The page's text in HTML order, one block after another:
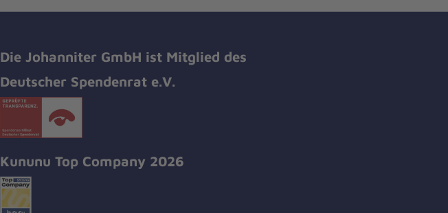
Die Johanniter GmbH ist Mitglied des
Deutscher Spendenrat e.V.
Kununu Top Company 2026